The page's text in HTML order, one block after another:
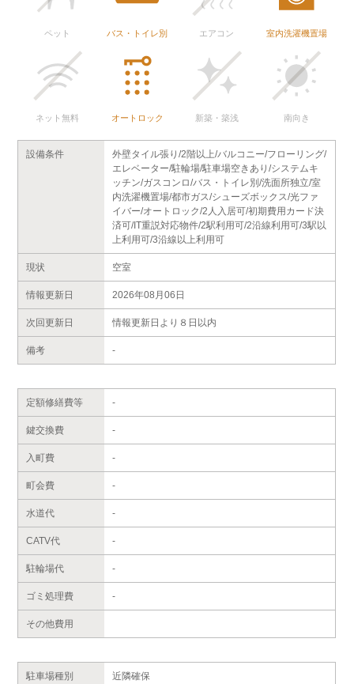
ペット バス・トイレ別 エアコン 室内洗濯機置場
ネット無料 オートロック 新築・築浅 南向き
設備条件
外壁タイル張り/2階以上/バルコニー/フローリング/
エレベーター/駐輪場/駐車場空きあり/システムキ
ッチン/ガスコンロ/バス・トイレ別/洗面所独立/室
内洗濯機置場/都市ガス/シューズボックス/光ファ
イバー/オートロック/2人入居可/初期費用カード決
済可/IT重説対応物件/2駅利用可/2沿線利用可/3駅以
上利用可/3沿線以上利用可
現状 空室
情報更新日 2026年08月06日
次回更新日 情報更新日より８日以内
備考 -
定額修繕費等 -
鍵交換費 -
入町費 -
町会費 -
水道代 -
CATV代 -
駐輪場代 -
ゴミ処理費 -
その他費用
駐車場種別 近隣確保